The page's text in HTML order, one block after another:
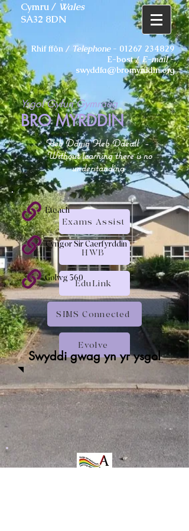
Cymru / Wales
SA32 8DN
Rhif ffôn / Telephone - 01267 234829
E-bost / E-mail-
swyddfa@bromyrddin.org
Ysgol Gyfun Gymraeg
BRO MYRDDIN
Heb Ddysg Heb Ddeall-
Without learning there is no
understanding
Exams Assist
HWB
EduLink
SIMS Connected
Evolve
Eteach
Cyngor Sir Caerfyrddin
Golwg 360
Swyddi gwag yn yr ysgol